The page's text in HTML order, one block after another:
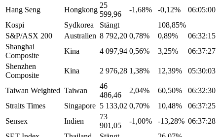
Hang Seng
Hongkong
25
599,96
-1,68% -0,12%
06:05:00
Kospi
Sydkorea Stängt
108,85%
S&P/ASX 200
Australien 8 792,20 0,78% 0,89%
06:32:15
Shanghai
Composite
Kina 4 097,94 0,56% 3,25%
06:37:27
Shenzhen
Composite
Kina 2 976,28 1,38% 12,39% 05:30:03
Taiwan Weighted Taiwan
46
486,46
2,04% 60,50%
06:32:30
Straits Times
Singapore 5 133,02 0,70% 10,48%
06:37:25
Sensex
Indien
73
901,05
-1,00% -13,28% 06:37:28